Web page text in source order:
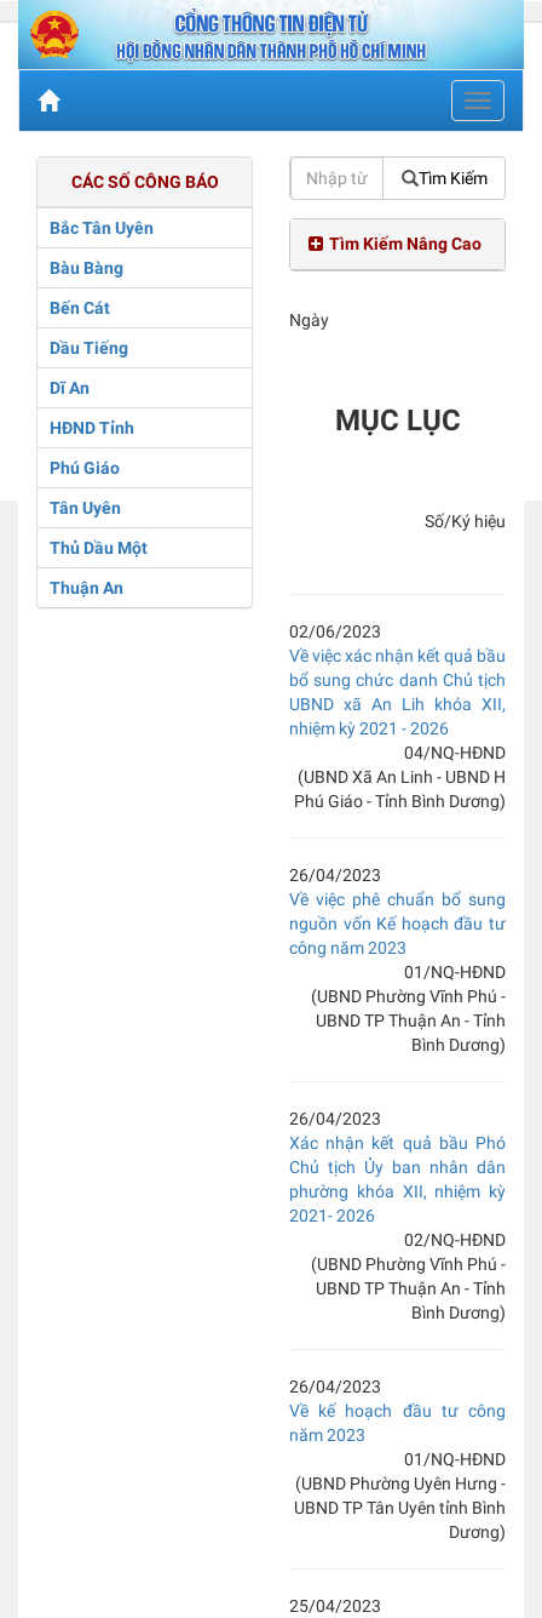
Toggle
CÁC SỐ CÔNG BÁO
Bắc Tân Uyên
Bàu Bàng
Bến Cát
Dầu Tiếng
Dĩ An
HĐND Tỉnh
Phú Giáo
Tân Uyên
Thủ Dầu Một
Thuận An
Tìm Kiếm
Tìm Kiếm Nâng Cao
Ngày
MỤC LỤC
Số/Ký hiệu
02/06/2023
Về việc xác nhận kết quả bầu
bổ sung chức danh Chủ tịch
UBND xã An Lih khóa XII,
nhiệm kỳ 2021 - 2026
04/NQ-HĐND
(UBND Xã An Linh - UBND H
Phú Giáo - Tỉnh Bình Dương)
26/04/2023
Về việc phê chuẩn bổ sung
nguồn vốn Kế hoạch đầu tư
công năm 2023
01/NQ-HĐND
(UBND Phường Vĩnh Phú -
UBND TP Thuận An - Tỉnh
Bình Dương)
26/04/2023
Xác nhận kết quả bầu Phó
Chủ tịch Ủy ban nhân dân
phường khóa XII, nhiệm kỳ
2021- 2026
02/NQ-HĐND
(UBND Phường Vĩnh Phú -
UBND TP Thuận An - Tỉnh
Bình Dương)
26/04/2023
Về kế hoạch đầu tư công
năm 2023
01/NQ-HĐND
(UBND Phường Uyên Hưng -
UBND TP Tân Uyên tỉnh Bình
Dương)
25/04/2023